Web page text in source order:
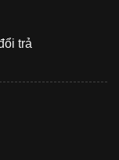
trả